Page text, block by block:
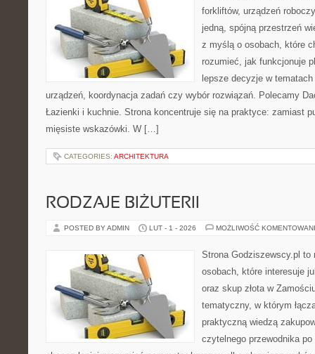
forkliftów, urządzeń
jedną, spójną przestrzeń
z myślą o osobach, które
rozumieć, jak funkcjonuje
lepsze decyzje w
urządzeń, koordynacja zadań czy wybór rozwiązań. Polecamy
Łazienki i kuchnie. Strona koncentruje się na praktyce: zamiast
mięsiste wskazówki. W […]
CATEGORIES: ARCHITEKTURA
RODZAJE BIŻUTERII
POSTED BY ADMIN LUT - 1 - 2026 MOŻLIWOŚĆ
Strona Godziszewscy.pl
osobach, które interesuje
oraz skup złota w
tematyczny, w którym
praktyczną wiedzą
czytelnego przewodnika